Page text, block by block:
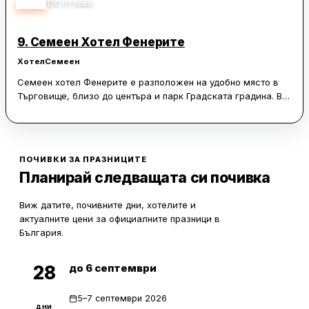
150 отзива
9. Семеен Хотел Фенерите
ХотелСемеен
Семеен хотел Фенерите е разположен на удобно място в
Търговище, близо до центъра и парк Градската градина. В
обществен паркинг и възможност за ползване на сауна
тоалетни принадлежности, а някои от тях имат и балкон.
Хотелът предлага ресторант с традиционни български
близост до хотела има магазин за хранителни стоки и
кафене, а езерото Борово око е на километър разстояние,
а жп гарата - на 2,4 километра.
ПОЧИВКИ ЗА ПРАЗНИЦИТЕ
Планирай следващата си почивка
Виж датите, почивните дни, хотелите и
актуалните цени за официалните празници в
България.
28
дни
до 6 септември
5–7 септември 2026